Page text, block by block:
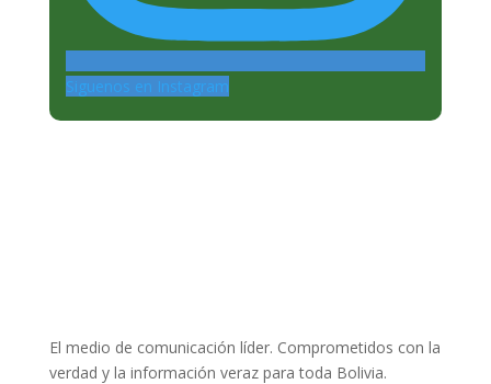
Siguenos en Instagram
El medio de comunicación líder. Comprometidos con la
verdad y la información veraz para toda Bolivia.